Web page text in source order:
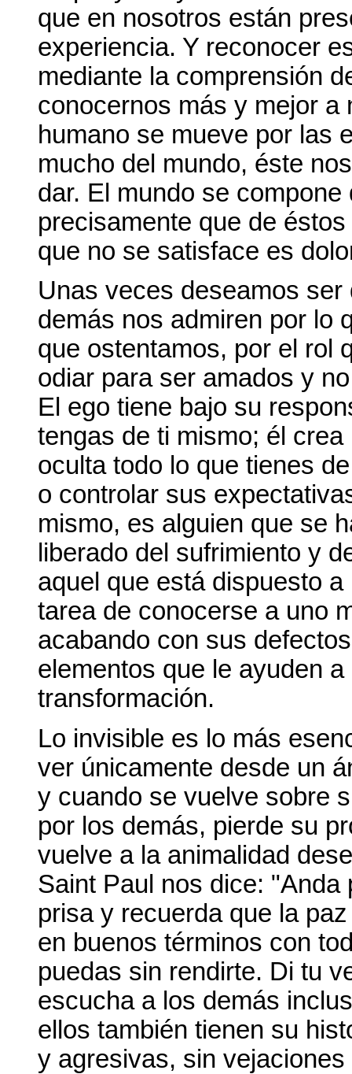
que en nosotros están
experiencia. Y reconocer
mediante la comprensión
conocernos más y mejor
humano se mueve por las
mucho del mundo, éste
dar. El mundo se
precisamente que de
que no se satisface es
Unas veces deseamos
demás nos admiren por lo
que ostentamos, por el rol
odiar para ser amados y
El ego tiene bajo su
tengas de ti mismo; él
oculta todo lo que tienes
o controlar sus
mismo, es alguien que se
liberado del sufrimiento y
aquel que está dispuesto
tarea de conocerse a uno
acabando con sus
elementos que le ayuden
transformación.
Lo invisible es lo más
ver únicamente desde un
y cuando se vuelve sobre
por los demás, pierde su
vuelve a la animalidad
Saint Paul nos dice:
prisa y recuerda que la
en buenos términos con
puedas sin rendirte. Di tu
escucha a los demás
ellos también tienen su
y agresivas, sin